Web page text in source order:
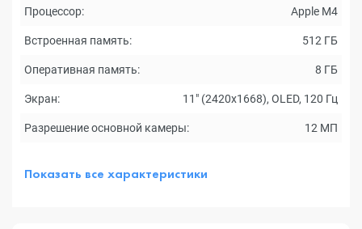
Процессор: Apple M4
Встроенная память: 512 ГБ
Оперативная память: 8 ГБ
Экран: 11" (2420x1668), OLED, 120 Гц
Разрешение основной камеры: 12 МП
Показать все характеристики